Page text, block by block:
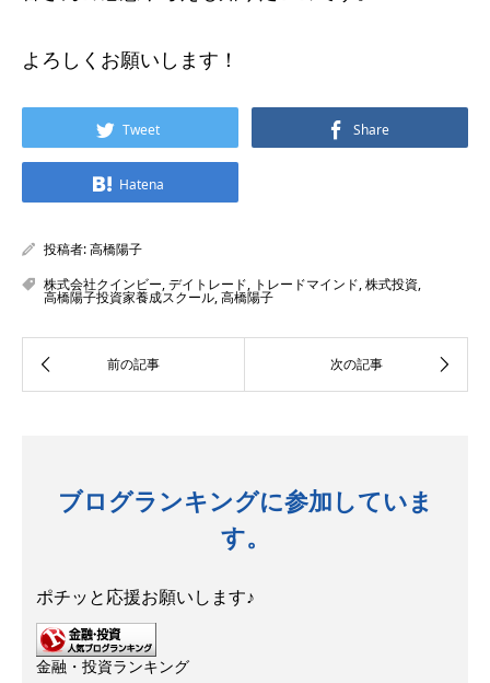
よろしくお願いします！
Tweet Share
Hatena
投稿者:高橋陽子
株式会社クインビー,デイトレード, トレードマインド,株式投資,
高橋陽子投資家養成スクール,高橋陽子
ブログランキングに参加していま
す。
ポチッと応援お願いします♪
金融・投資ランキング